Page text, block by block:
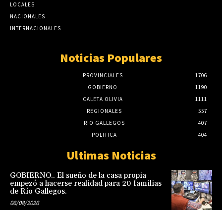
LOCALES
NACIONALES
INTERNACIONALES
Noticias Populares
PROVINCIALES
1706
GOBIERNO
1190
CALETA OLIVIA
1111
REGIONALES
557
RIO GALLEGOS
407
POLITICA
404
Ultimas Noticias
GOBIERNO.. El sueño de la casa propia
empezó a hacerse realidad para 20 familias
de Río Gallegos.
06/08/2026